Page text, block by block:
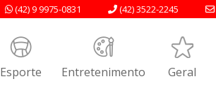
(42) 3522-2245
(42) 9 9975-0831
Esporte Entretenimento Geral